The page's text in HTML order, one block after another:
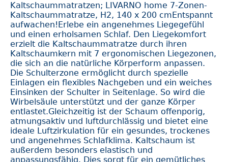
Kaltschaummatratzen; LIVARNO home 7-Zonen-
Kaltschaummatratze, H2, 140 x 200 cmEntspannt
aufwachen!Erlebe ein angenehmes Liegegefühl
und einen erholsamen Schlaf. Den Liegekomfort
erzielt die Kaltschaummatratze durch ihren
Kaltschaumkern mit 7 ergonomischen Liegezonen,
die sich an die natürliche Körperform anpassen.
Die Schulterzone ermöglicht durch spezielle
Einlagen ein flexibles Nachgeben und ein weiches
Einsinken der Schulter in Seitenlage. So wird die
Wirbelsäule unterstützt und der ganze Körper
entlastet.Gleichzeitig ist der Schaum offenporig,
atmungsaktiv und luftdurchlässig und bietet eine
ideale Luftzirkulation für ein gesundes, trockenes
und angenehmes Schlafklima. Kaltschaum ist
außerdem besonders elastisch und
anpassungsfähig. Dies sorgt für ein gemütliches